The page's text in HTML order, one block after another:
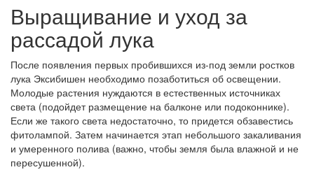
Выращивание и уход за
рассадой лука
После появления первых пробившихся из-под земли ростков
лука Эксибишен необходимо позаботиться об освещении.
Молодые растения нуждаются в естественных источниках
света (подойдет размещение на балконе или подоконнике).
Если же такого света недостаточно, то придется обзавестись
фитолампой. Затем начинается этап небольшого закаливания
и умеренного полива (важно, чтобы земля была влажной и не
пересушенной).